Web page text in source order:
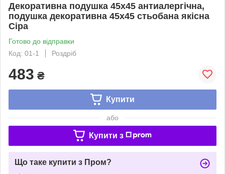
Декоративна подушка 45х45 антиалергічна,
подушка декоративна 45х45 стьобана якісна
Сіра
Готово до відправки
Код: 01-1
Роздріб
483 ₴
Купити
або
Купити з
Що таке купити з Пром?